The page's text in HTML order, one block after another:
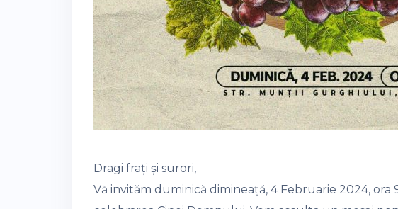
Dragi frați și surori,
Vă invităm duminică dimineață, 4 Februarie 2024, ora